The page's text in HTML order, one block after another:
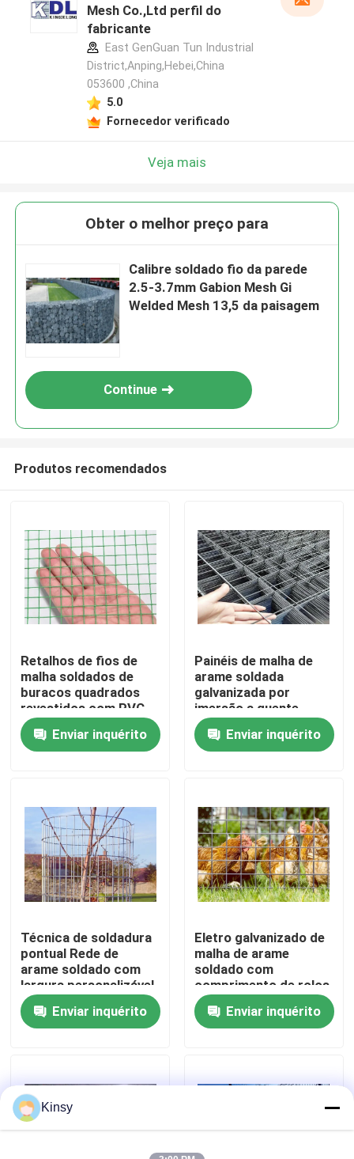
Para casa
Produtos
Sobre nós
Visita à fábrica
Controle de qualidade
Contacte-nos
Casos
Fio tecido Mesh Screen
Mesh Co.,Ltd perfil do
fabricante
East GenGuan Tun Industrial
District,Anping,Hebei,China
053600 ,China
5.0
Fornecedor verificado
Veja mais
Obter o melhor preço para
Calibre soldado fio da parede
2.5-3.7mm Gabion Mesh Gi
Welded Mesh 13,5 da paisagem
Continue
Produtos recomendados
Retalhos de fios de
malha soldados de
buracos quadrados
revestidos com PVC,
com tamanhos de
buracos de 1/4'', 3/8''
e 3/4' para gaiolas de
Enviar inquérito
Painéis de malha de
arame soldada
galvanizada por
imersão a quente,
duráveis e
personalizáveis para
aplicações versáteis
Enviar inquérito
Técnica de soldadura
pontual Rede de
arame soldado com
largura personalizável
e superfície eletro
galvanizada para
proteção duradoura
Enviar inquérito
Eletro galvanizado de
malha de arame
soldado com
comprimento de rolos
de 50 m e largura de
0,5 m para recinto de
animais
Enviar inquérito
Kinsy